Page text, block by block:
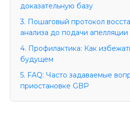
доказательную базу
3. Пошаговый протокол
анализа до подачи апелляции
4. Профилактика: Как
будущем
5. FAQ: Часто задаваемые
приостановке GBP